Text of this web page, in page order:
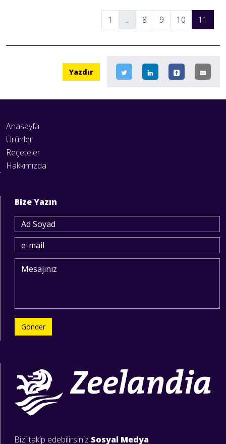
1 ... 8 9 10 11
Yazdır
Anasayfa
Ürünler
Reçeteler
Hakkımızda
Bize Yazın
Gönder
Bizi takip edebilirsiniz Sosyal Medya